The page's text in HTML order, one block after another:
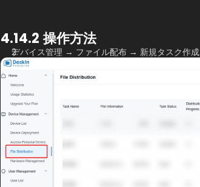
4.14.2 操作方法
デバイス管理 → ファイル配布 → 新規タスク作成